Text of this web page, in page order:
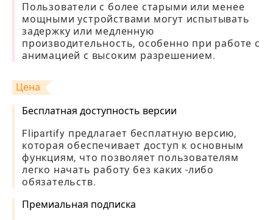
Пользователи с более старыми или менее
мощными устройствами могут испытывать
задержку или медленную
производительность, особенно при работе с
анимацией с высоким разрешением.
Цена
Бесплатная доступность версии
Flipartify предлагает бесплатную версию,
которая обеспечивает доступ к основным
функциям, что позволяет пользователям
легко начать работу без каких -либо
обязательств.
Премиальная подписка